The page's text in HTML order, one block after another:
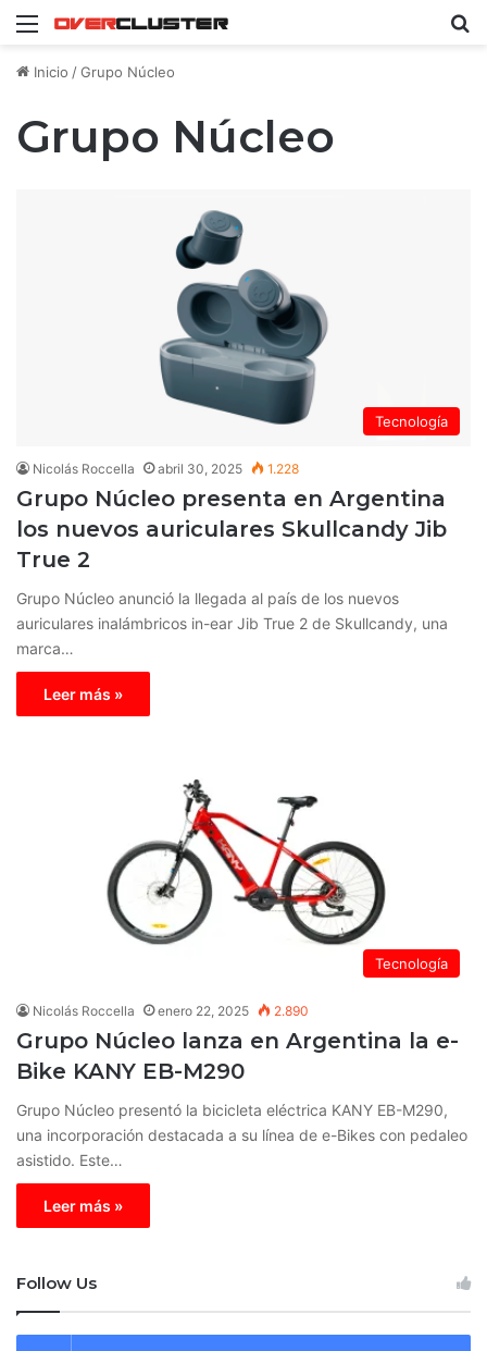
Menú
Inicio /Grupo Núcleo
Grupo Núcleo
Tecnología
Nicolás Roccella abril 30, 2025 1.228
Grupo Núcleo presenta en Argentina
los nuevos auriculares Skullcandy Jib
True 2
Grupo Núcleo anunció la llegada al país de los nuevos
auriculares inalámbricos in-ear Jib True 2 de Skullcandy, una
marca…
Leer más »
Tecnología
Nicolás Roccella enero 22, 2025 2.890
Grupo Núcleo lanza en Argentina la e-
Bike KANY EB-M290
Grupo Núcleo presentó la bicicleta eléctrica KANY EB-M290,
una incorporación destacada a su línea de e-Bikes con pedaleo
asistido. Este…
Leer más »
Follow Us